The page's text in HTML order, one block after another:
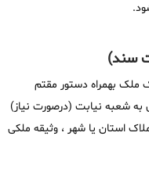
ملک بهمراه دستور مقتم
شعبه نیابت (درصورت نیاز)
استان یا شهر ، وثیقه ملکی